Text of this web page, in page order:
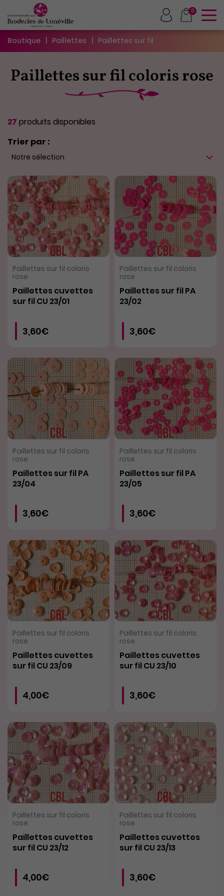
0
Boutique Paillettes Paillettes sur fil
Paillettes sur fil coloris rose
27 produits disponibles
Trier par :
VOIR LE PRODUIT
Paillettes sur fil coloris
rose
Paillettes cuvettes
sur fil CU 23/01
3,60€
VOIR LE PRODUIT
Paillettes sur fil coloris
rose
Paillettes sur fil PA
23/02
3,60€
VOIR LE PRODUIT
Paillettes sur fil coloris
rose
Paillettes sur fil PA
23/04
3,60€
VOIR LE PRODUIT
Paillettes sur fil coloris
rose
Paillettes sur fil PA
23/05
3,60€
VOIR LE PRODUIT
Paillettes sur fil coloris
rose
Paillettes cuvettes
sur fil CU 23/09
4,00€
VOIR LE PRODUIT
Paillettes sur fil coloris
rose
Paillettes cuvettes
sur fil CU 23/10
3,60€
VOIR LE PRODUIT
Paillettes sur fil coloris
rose
Paillettes cuvettes
sur fil CU 23/12
4,00€
VOIR LE PRODUIT
Paillettes sur fil coloris
rose
Paillettes cuvettes
sur fil CU 23/13
3,60€